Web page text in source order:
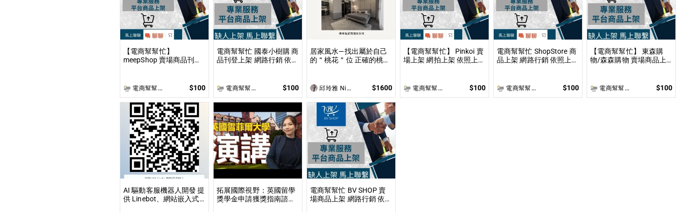
【電商幫幫忙】
meepShop 賣場商品刊登
作 電商幫幫忙(電商平台代營運/電商上架/運營策略/網路行銷) $100
電商幫幫忙 國泰小樹購 商
品刊登上架 網路行銷 依照
電商幫幫忙(電商平台代營運/電商上架/運營策略/網路行銷) $100
居家風水—找出屬於自己
的＂桃花＂位 正確的桃花
和諧及友誼的增進！
邱玲雅 Nina $1600
【電商幫幫忙】 Pinkoi 賣
場上架 網拍上架 依照上架
電商幫幫忙(電商平台代營運/電商上架/運營策略/網路行銷) $100
電商幫幫忙 ShopStore 商
品上架 網路行銷 依照上架
電商幫幫忙(電商平台代營運/電商上架/運營策略/網路行銷) $100
【電商幫幫忙】 東森購
物/森森購物 賣場商品上
電商幫幫忙(電商平台代營運/電商上架/運營策略/網路行銷) $100
AI 驅動客服機器人開發 提
供 Linebot、網站嵌入式
拓展國際視野：英國留學
獎學金申請獲獎指南諮詢
電商幫幫忙 BV SHOP 賣
場商品上架 網路行銷 依照